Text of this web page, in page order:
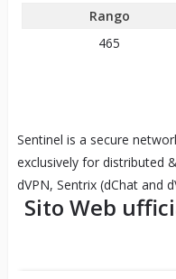
Rango
465
Sentinel is a secure
exclusively for distributed
dVPN, Sentrix (dChat and
Sito Web